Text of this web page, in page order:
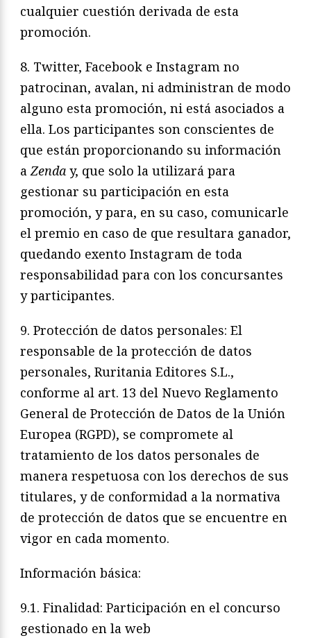
cualquier cuestión derivada de esta
promoción.
8. Twitter, Facebook e Instagram no
patrocinan, avalan, ni administran de modo
alguno esta promoción, ni está asociados a
ella. Los participantes son conscientes de
que están proporcionando su información
aZenda y, que solo la utilizará para
gestionar su participación en esta
promoción, y para, en su caso, comunicarle
el premio en caso de que resultara ganador,
quedando exento Instagram de toda
responsabilidad para con los concursantes
y participantes.
9. Protección de datos personales: El
responsable de la protección de datos
personales, Ruritania Editores S.L.,
conforme al art. 13 del Nuevo Reglamento
General de Protección de Datos de la Unión
Europea (RGPD), se compromete al
tratamiento de los datos personales de
manera respetuosa con los derechos de sus
titulares, y de conformidad a la normativa
de protección de datos que se encuentre en
vigor en cada momento.
Información básica:
9.1. Finalidad: Participación en el concurso
gestionado en la web